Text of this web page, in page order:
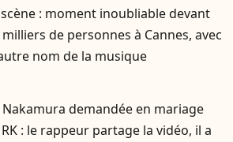
: moment inoubliable devant
de personnes à Cannes, avec
nom de la musique
Nakamura demandée en mariage
: le rappeur partage la vidéo, il a